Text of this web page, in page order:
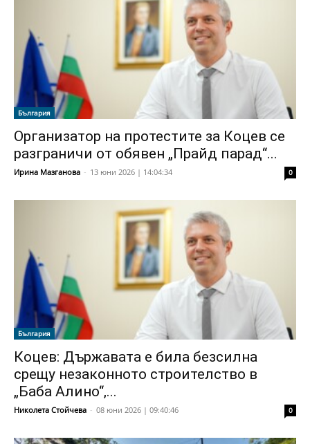
България
Организатор на протестите за Коцев се
разграничи от обявен „Прайд парад“...
Ирина Мазганова - 13 юни 2026 | 14:04:34 0
България
Коцев: Държавата е била безсилна
срещу незаконното строителство в
„Баба Алино“,...
Николета Стойчева - 08 юни 2026 | 09:40:46 0